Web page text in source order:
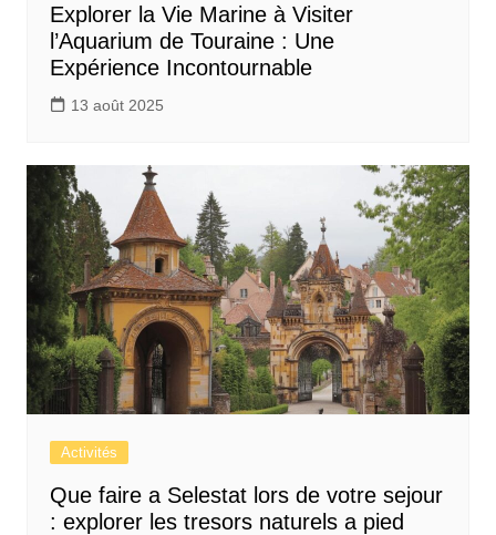
Explorer la Vie Marine à Visiter
l’Aquarium de Touraine : Une
Expérience Incontournable
13 août 2025
Activités
Que faire a Selestat lors de votre sejour
: explorer les tresors naturels a pied